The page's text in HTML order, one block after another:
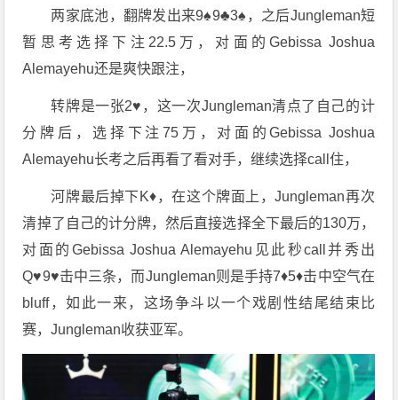
两家底池，翻牌发出来9♠️9♣️3♠️，之后Jungleman短
暂思考选择下注22.5万，对面的Gebissa Joshua
Alemayehu还是爽快跟注，
转牌是一张2♥️，这一次Jungleman清点了自己的计
分牌后，选择下注75万，对面的Gebissa Joshua
Alemayehu长考之后再看了看对手，继续选择call住，
河牌最后掉下K♦️，在这个牌面上，Jungleman再次
清掉了自己的计分牌，然后直接选择全下最后的130万，
对面的Gebissa Joshua Alemayehu见此秒call并秀出
Q♥️9♥️击中三条，而Jungleman则是手持7♦️5♦️击中空气在
bluff，如此一来，这场争斗以一个戏剧性结尾结束比
赛，Jungleman收获亚军。